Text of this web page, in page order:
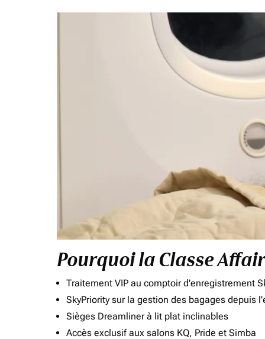
Pourquoi la Classe
Traitement VIP au comptoir d'enregistrement
SkyPriority sur la gestion des bagages depuis
Sièges Dreamliner à lit plat inclinables
Accès exclusif aux salons KQ, Pride et Simba